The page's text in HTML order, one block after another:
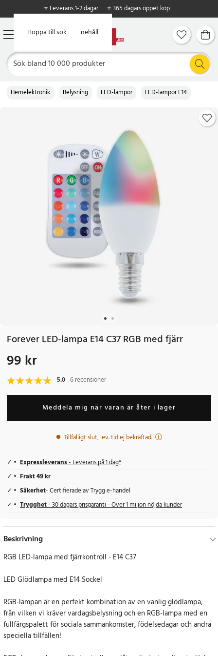
Hoppa till huvudinnehåll
Hoppa till sök
⭐ Leverans 1-2 dagar ⭐ 365 dagars öppet köp
Hemelektronik Belysning LED-lampor LED-lampor E14
Forever LED-lampa E14 C37 RGB med fjärr
Pris: 99 kr
99 kr
5.0 6 recensioner
Meddela mig när varan är åter i lager
Tillfälligt slut, lev. tid ej bekräftad.
Expressleverans- Leverans på 1 dag*
Frakt 49 kr
Säkerhet- Certifierade av Trygg e-handel
Trygghet- 30 dagars prisgaranti - Över 1 miljon nöjda kunder
Beskrivning
RGB LED-lampa med fjärrkontroll - E14 C37
LED Glödlampa med E14 Sockel
RGB-lampan är en perfekt kombination av en vanlig glödlampa,
från vilken vi kräver vardagsbelysning och en RGB-lampa med en
fullfärgspalett för sociala sammankomster, födelsedagar och andra
speciella tillfällen!